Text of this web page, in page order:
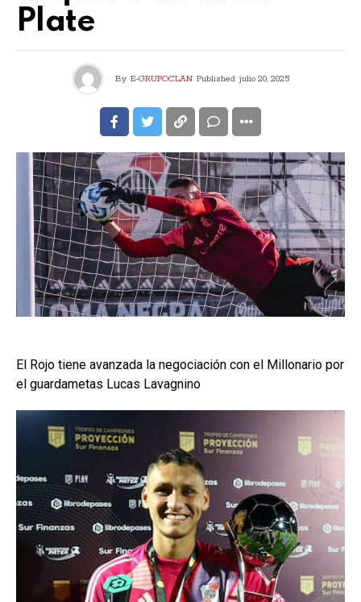
Plate
By E-GRUPOCLAN Published julio 20, 2025
El Rojo tiene avanzada la negociación con el Millonario por
el guardametas Lucas Lavagnino